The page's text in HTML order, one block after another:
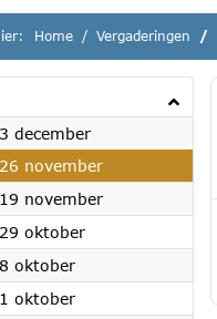
Home Vergaderingen
december2026
november2026
november2026
oktober2026
oktober2026
oktober2026